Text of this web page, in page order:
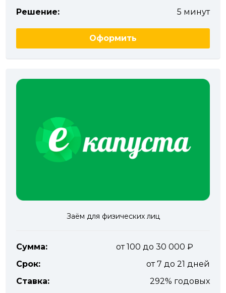
Решение:
5 минут
Оформить
Заём для физических лиц
Сумма:
от 100 до 30 000
Срок:
от 7 до 21 дней
Ставка:
292% годовых